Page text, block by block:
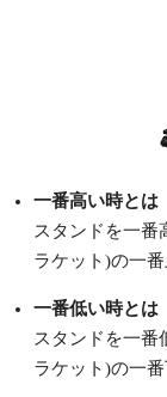
一番高い時とは
スタンドを一番
ラケット)の一
一番低い時とは
スタンドを一番
ラケット)の一